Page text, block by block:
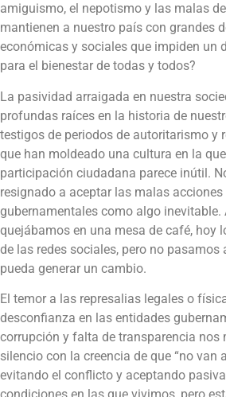
amiguismo, el nepotismo y las malas
mantienen a nuestro país con grandes
económicas y sociales que impiden un
para el bienestar de todas y todos?
La pasividad arraigada en nuestra
profundas raíces en la historia de
testigos de periodos de autoritarismo y
que han moldeado una cultura en la
participación ciudadana parece inútil.
resignado a aceptar las malas
gubernamentales como algo inevitable.
quejábamos en una mesa de café, hoy
de las redes sociales, pero no pasamos
pueda generar un cambio.
El temor a las represalias legales o
desconfianza en las entidades
corrupción y falta de transparencia nos
silencio con la creencia de que “no van
evitando el conflicto y aceptando